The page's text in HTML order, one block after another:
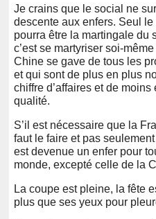
Je crains que le social ne
descente aux enfers. Seul
pourra être la martingale du
c’est se martyriser soi-
Chine se gave de tous les
et qui sont de plus en plus
chiffre d’affaires et de
qualité.
S’il est nécessaire que la
faut le faire et pas
est devenue un enfer pour
monde, excepté celle de la
La coupe est pleine, la fête
plus que ses yeux pour